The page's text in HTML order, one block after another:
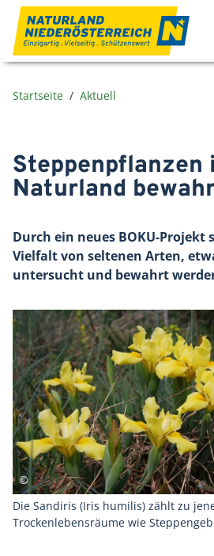
Zum Inhalt
Startseite Aktuell
Steppenpflanzen
Naturland
Durch ein neues BOKU-Projekt
Vielfalt von seltenen Arten,
untersucht und bewahrt
Die Sandiris (Iris humilis) zählt zu
Trockenlebensräume wie